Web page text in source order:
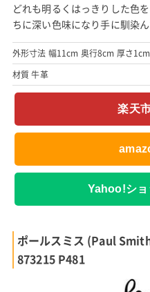
どれも明るくはっきりした色
ちに深い色味になり手に馴染
外形寸法 幅11cm 奥行8cm 厚さ1cm
材質 牛革
楽天
Yahoo!ショ
ポールスミス (Paul
873215 P481